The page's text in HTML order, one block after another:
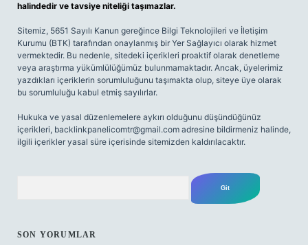
halindedir ve tavsiye niteliği taşımazlar.
Sitemiz, 5651 Sayılı Kanun gereğince Bilgi Teknolojileri ve İletişim
Kurumu (BTK) tarafından onaylanmış bir Yer Sağlayıcı olarak hizmet
vermektedir. Bu nedenle, sitedeki içerikleri proaktif olarak denetleme
veya araştırma yükümlülüğümüz bulunmamaktadır. Ancak, üyelerimiz
yazdıkları içeriklerin sorumluluğunu taşımakta olup, siteye üye olarak
bu sorumluluğu kabul etmiş sayılırlar.
Hukuka ve yasal düzenlemelere aykırı olduğunu düşündüğünüz
içerikleri, backlinkpanelicomtr@gmail.com adresine bildirmeniz halinde,
ilgili içerikler yasal süre içerisinde sitemizden kaldırılacaktır.
SON YORUMLAR